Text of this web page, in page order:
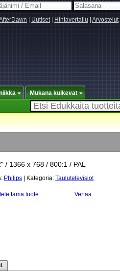
Uutiset| Hintavertailu Arvostelut|
Mukana kulkevat
/ 1366 x 768 / 800:1 / PAL
Philips | Kategoria: Taulutelevisiot
tämä tuote Vertaa